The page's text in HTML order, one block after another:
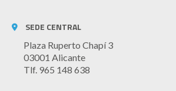
SEDE CENTRAL
Plaza Ruperto Chapí 3
03001 Alicante
Tlf. 965 148 638